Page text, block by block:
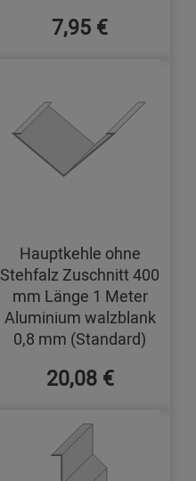
7,95 €
Hauptkehle ohne
Stehfalz Zuschnitt 400
mm Länge 1 Meter
Aluminium walzblank
0,8 mm (Standard)
20,08 €